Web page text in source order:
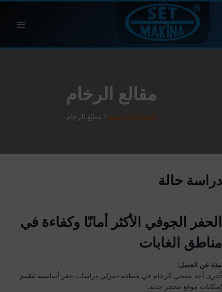
مقالع الرخام
الصفحة الرئيسية/ مقالع الرخام
دراسة حالة
الحفر الجوفي الأكثر أمانًا وكفاءة في
مناطق الغابات
نبذة عن العميل:
أجرى أحد منتجي الرخام في منطقة دنيزلي دراسات حفر أساسية لتقييم
إمكانات موقع محجر جديد.